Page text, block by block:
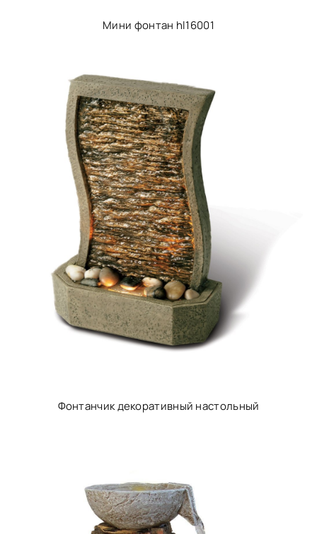
Мини фонтан hl16001
Фонтанчик декоративный настольный